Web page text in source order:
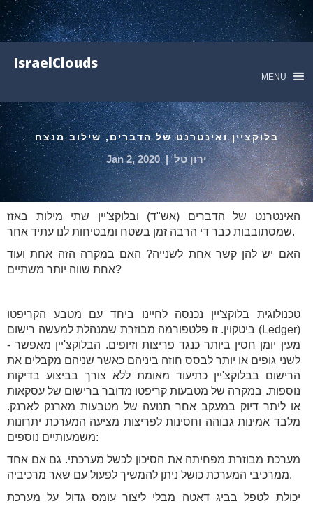
IsraelClouds
MENU
בלוקציין ואינטרנט של הדברים, שילוב מנצח
ירון טל |
Jan 2, 2020
האינטרנט של הדברים (אש"ד) ובלוקצ'יין שתי מילות באזז
שמסתובבות כבר די הרבה זמן בשטח ומבטיחות לנו עתיד אחר.
האם יש להן קשר אחת לשנייה? האם במקרה הזה אחת ועוד
אחת שווה יותר משתיים?
טכנולוגית בלוקצ'יין נכנסה לחיינו ביחד עם מטבע הקריפטו
ביטקוין. זו פלטפורמה מבוזרת שמנהלת למעשה רישום (Ledger)
- מעין יומן חסין ביותר כנגד פריצות וזיופים. הבלוקצ'יין מאפשר
לשני גופים או יותר לבסס חוזה ביניהם כאשר שניהם מקבלים את
הרישום בבלוקצ'יין כתיעוד מאומת ללא צורך בביצוע בדיקות
נוספות. במקרה של מטבעות קריפטו מדובר ברישום של עסקאות
או ליתר דיוק במעקב אחר תנועה של מטבעות מארנק לארנק.
מלבד אמינות גבוהה וחסינות לפריצות מציעה המערכת יתרונות
משמעותיים נוספים:
מערכת מבוזרת מפחיתה את הסיכון לכשל מערכתי. גם אם אחד
ממרכיבי המערכת כושל ניתן להמשיך לפעול עם שאר מרכיביה.
יכולת לטפל בביג דאטה מבלי ליצור עומס גדול על מערכת